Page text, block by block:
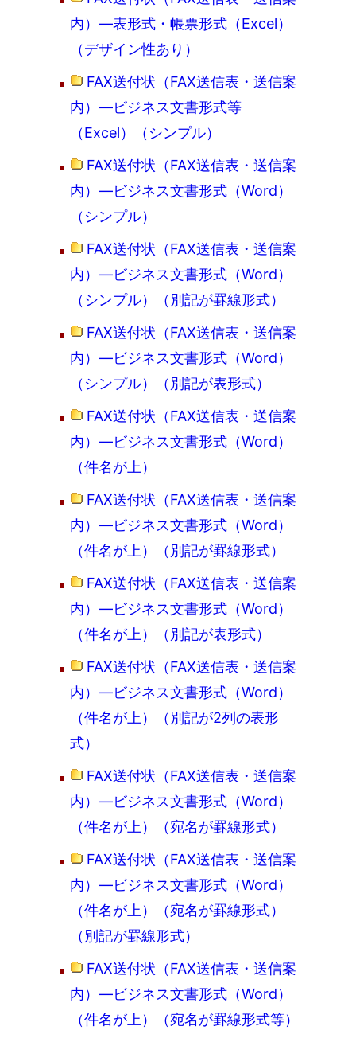
内）―表形式・帳票形式（Excel）
（デザイン性あり）
FAX送付状（FAX送信表・送信案
内）―ビジネス文書形式等
（Excel）（シンプル）
FAX送付状（FAX送信表・送信案
内）―ビジネス文書形式（Word）
（シンプル）
FAX送付状（FAX送信表・送信案
内）―ビジネス文書形式（Word）
（シンプル）（別記が罫線形式）
FAX送付状（FAX送信表・送信案
内）―ビジネス文書形式（Word）
（シンプル）（別記が表形式）
FAX送付状（FAX送信表・送信案
内）―ビジネス文書形式（Word）
（件名が上）
FAX送付状（FAX送信表・送信案
内）―ビジネス文書形式（Word）
（件名が上）（別記が罫線形式）
FAX送付状（FAX送信表・送信案
内）―ビジネス文書形式（Word）
（件名が上）（別記が表形式）
FAX送付状（FAX送信表・送信案
内）―ビジネス文書形式（Word）
（件名が上）（別記が2列の表形
式）
FAX送付状（FAX送信表・送信案
内）―ビジネス文書形式（Word）
（件名が上）（宛名が罫線形式）
FAX送付状（FAX送信表・送信案
内）―ビジネス文書形式（Word）
（件名が上）（宛名が罫線形式）
（別記が罫線形式）
FAX送付状（FAX送信表・送信案
内）―ビジネス文書形式（Word）
（件名が上）（宛名が罫線形式等）